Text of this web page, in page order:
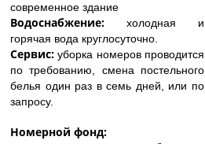
современное здание
Водоснабжение: холодная и
горячая вода круглосуточно.
Сервис: уборка номеров проводится
по требованию, смена постельного
белья один раз в семь дней, или по
запросу.
Номерной фонд: